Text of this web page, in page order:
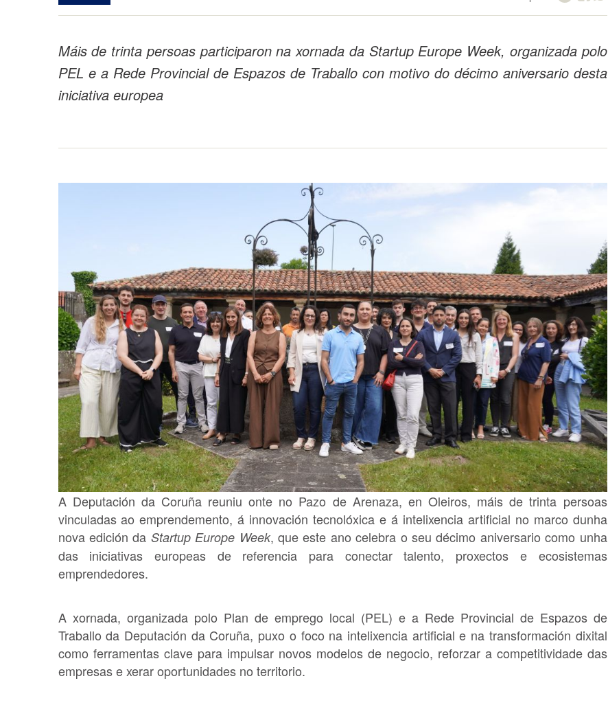
Máis de trinta persoas participaron na xornada da Startup Europe Week, organizada polo
PEL e a Rede Provincial de Espazos de Traballo con motivo do décimo aniversario desta
iniciativa europea
A Deputación da Coruña reuniu onte no Pazo de Arenaza, en Oleiros, máis de trinta persoas
vinculadas ao emprendemento, á innovación tecnolóxica e á intelixencia artificial no marco dunha
nova edición da Startup Europe Week, que este ano celebra o seu décimo aniversario como unha
das iniciativas europeas de referencia para conectar talento, proxectos e ecosistemas
emprendedores.
A xornada, organizada polo Plan de emprego local (PEL) e a Rede Provincial de Espazos de
Traballo da Deputación da Coruña, puxo o foco na intelixencia artificial e na transformación dixital
como ferramentas clave para impulsar novos modelos de negocio, reforzar a competitividade das
empresas e xerar oportunidades no territorio.